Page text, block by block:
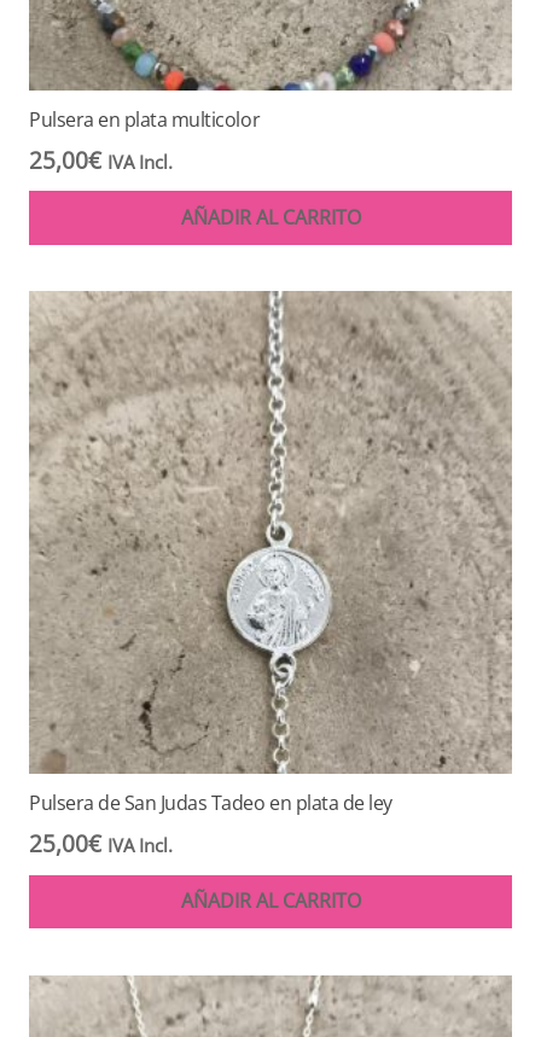
Pulsera en plata multicolor
25,00€ IVA Incl.
AÑADIR AL CARRITO
Pulsera de San Judas Tadeo en plata de ley
25,00€ IVA Incl.
AÑADIR AL CARRITO